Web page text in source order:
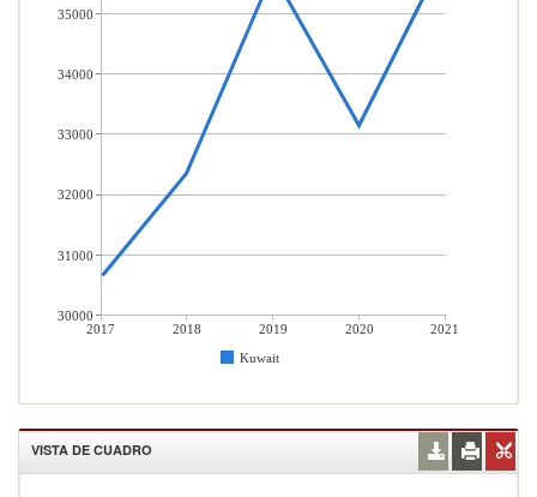
2017 2018 2019 2020
2021
Kuwait
35000
34000
33000
32000
31000
30000
VISTA DE CUADRO